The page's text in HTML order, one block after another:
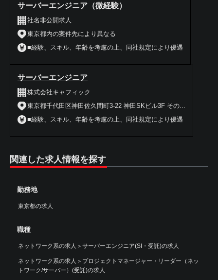
サーバーエンジニア（微経験）
社名非公開求人
東京都内の案件先により異なる
■経験、スキル、年齢を考慮の上、同社規定により優遇
サーバーエンジニア
株式会社キャフィック
東京都千代田区神田佐久間町3-22 神田SKビル3F その...
■経験、スキル、年齢を考慮の上、同社規定により優遇
関連した求人情報を探す
勤務地
東京都の求人
職種
ネットワーク系の求人 ＞ サーバーエンジニア(SI・受託)の求人
ネットワーク系の求人 ＞ プロジェクトマネージャー・リーダー（ネッ
トワーク/サーバー）(受託)の求人